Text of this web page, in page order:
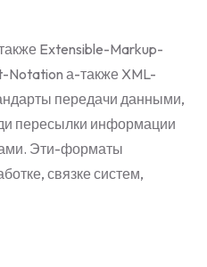
Extensible-Markup-
Notation а-также XML-
передачи данными,
пересылки информации
Эти-форматы
связке систем,